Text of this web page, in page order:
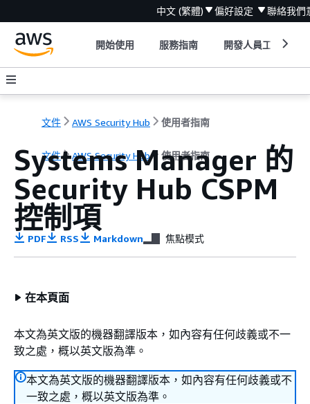
中文 (繁體) 偏好設定 聯絡我們
開始使用 服務指南 開發人員工具
文件 AWS Security Hub 使用者指南
文件 AWS Security Hub 使用者指南
Systems Manager 的
Security Hub CSPM
控制項
PDF RSS Markdown 焦點模式
在本頁面
本文為英文版的機器翻譯版本，如內容有任何歧義或不一
致之處，概以英文版為準。
本文為英文版的機器翻譯版本，如內容有任何歧義或不
一致之處，概以英文版為準。